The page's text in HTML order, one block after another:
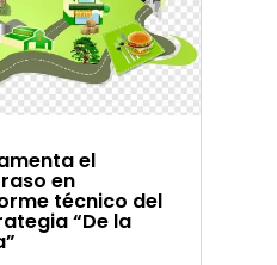
el
en
técnico del
“De la